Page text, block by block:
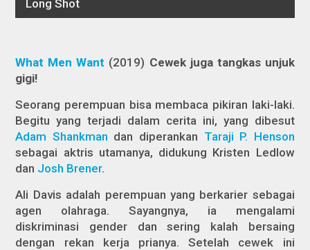
What Men Want (2019) Cewek juga tangkas unjuk
gigi!
Seorang perempuan bisa membaca pikiran laki-laki.
Begitu yang terjadi dalam cerita ini, yang dibesut
Adam Shankman dan diperankan Taraji P. Henson
sebagai aktris utamanya, didukung Kristen Ledlow
dan Josh Brener.
Ali Davis adalah perempuan yang berkarier sebagai
agen olahraga. Sayangnya, ia mengalami
diskriminasi gender dan sering kalah bersaing
dengan rekan kerja prianya. Setelah cewek ini